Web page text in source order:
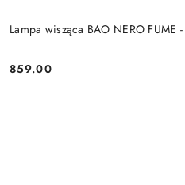
Lampa wisząca BAO NERO FUME
Cena:
859.00